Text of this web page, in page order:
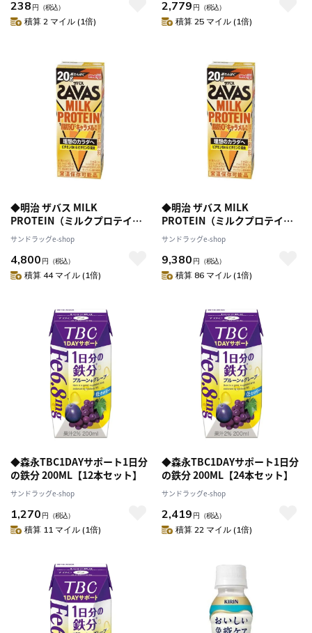
238 円 （税込）
積算 2 マイル (1倍)
2,779 円 （税込）
積算 25 マイル (1倍)
◆明治 ザバス MILK
PROTEIN（ミルクプロテイ
ン）脂肪0 キャラメル風味
200ml【24個セット】
サンドラッグe-shop
4,800 円 （税込）
積算 44 マイル (1倍)
◆明治 ザバス MILK
PROTEIN（ミルクプロテイ
ン）脂肪0 キャラメル風味
200ml【48本セット】
サンドラッグe-shop
9,380 円 （税込）
積算 86 マイル (1倍)
◆森永TBC1DAYサポート1日分
の鉄分 200ML【12本セット】
サンドラッグe-shop
1,270 円 （税込）
積算 11 マイル (1倍)
◆森永TBC1DAYサポート1日分
の鉄分 200ML【24本セット】
サンドラッグe-shop
2,419 円 （税込）
積算 22 マイル (1倍)